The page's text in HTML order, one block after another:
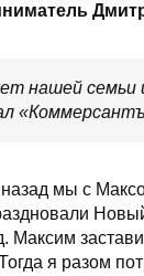
нашей семьи
назад мы с
Максим
я разом